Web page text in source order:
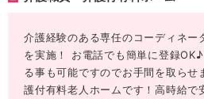
介護経験のある専任のコーディネー
を実施！ お電話でも簡単に登録
る事も可能ですのでお手間を取ら
護付有料老人ホームです！高時給で